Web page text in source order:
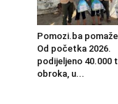
Pomozi.ba
Od početka 2026.
podijeljeno 40.000
obroka, u...